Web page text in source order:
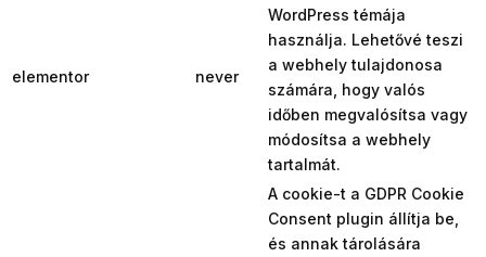
elementor never
WordPress témája
használja. Lehetővé teszi
a webhely tulajdonosa
számára, hogy valós
időben megvalósítsa vagy
módosítsa a webhely
tartalmát.
A cookie-t a GDPR Cookie
Consent plugin állítja be,
és annak tárolására